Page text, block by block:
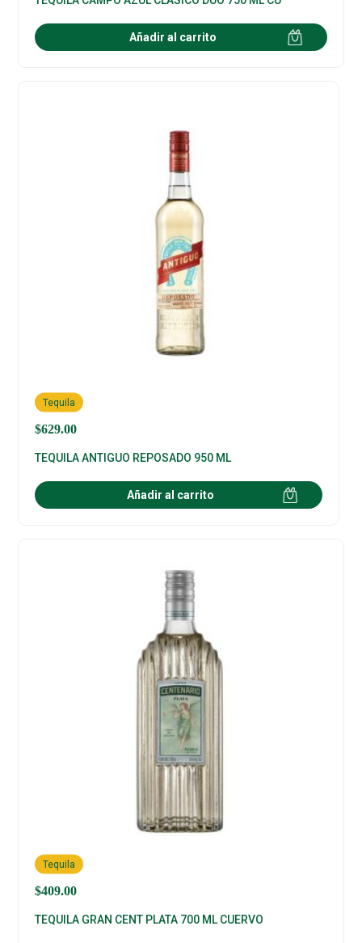
Añadir al carrito
$629.00
Tequila
TEQUILA ANTIGUO REPOSADO 950 ML
Añadir al carrito
$409.00
Tequila
TEQUILA GRAN CENT PLATA 700 ML CUERVO